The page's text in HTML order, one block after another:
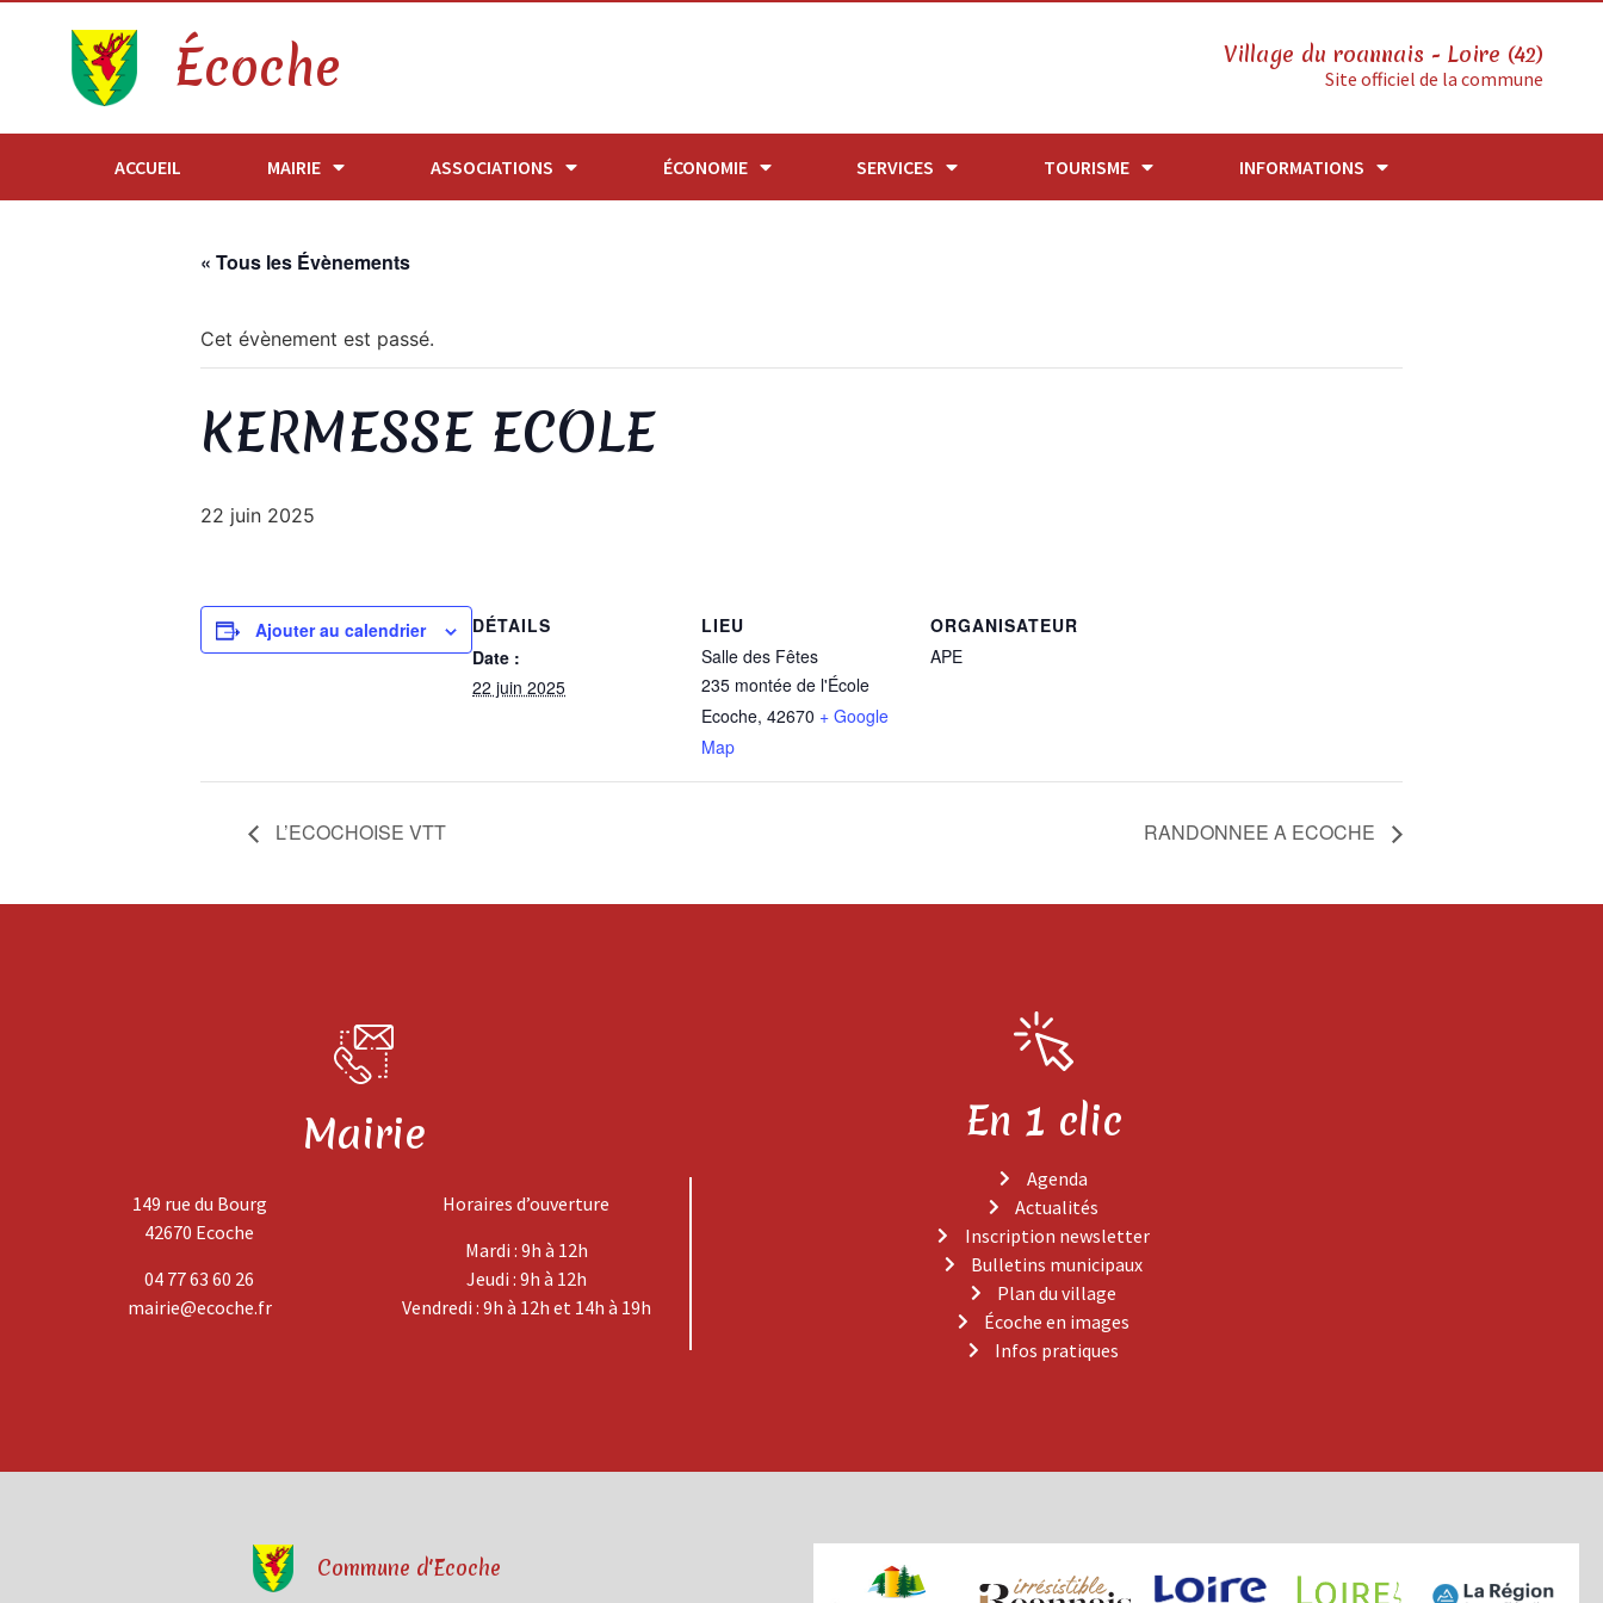
Écoche Village du roannais - Loire (42)
Site officiel de la commune
ACCUEIL MAIRIE ASSOCIATIONS ÉCONOMIE SERVICES TOURISME INFORMATIONS
« Tous les Évènements
Cet évènement est passé.
KERMESSE ECOLE
22 juin 2025
Ajouter au calendrier
DÉTAILS
Date :
22 juin 2025
LIEU
Salle des Fêtes
235 montée de l'École
Ecoche, 42670 + Google
Map
ORGANISATEUR
APE
L’ECOCHOISE VTT RANDONNEE A ECOCHE
Mairie
149 rue du Bourg
42670 Ecoche
04 77 63 60 26
mairie@ecoche.fr
Horaires d’ouverture
Mardi : 9h à 12h
Jeudi : 9h à 12h
Vendredi : 9h à 12h et 14h à 19h
En 1 clic
Agenda
Actualités
Inscription newsletter
Bulletins municipaux
Plan du village
Écoche en images
Infos pratiques
Commune d'Ecoche